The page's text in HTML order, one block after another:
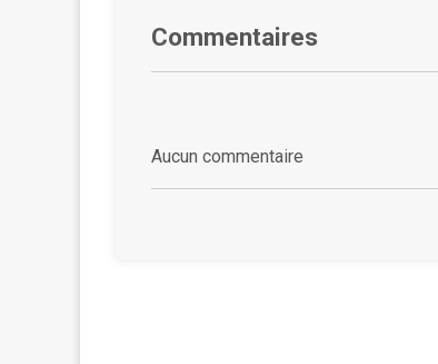
Commentaires
Aucun commentaire